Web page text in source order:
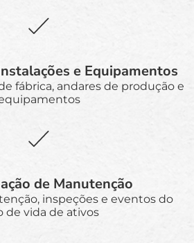
e Equipamentos
fábrica, andares de produção e
de Manutenção
inspeções e eventos do
de vida de ativos